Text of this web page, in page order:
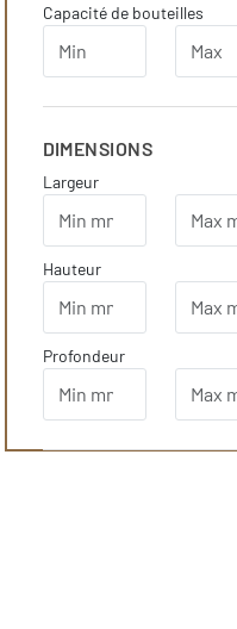
Capacité de bouteilles
DIMENSIONS
Largeur
Hauteur
Profondeur